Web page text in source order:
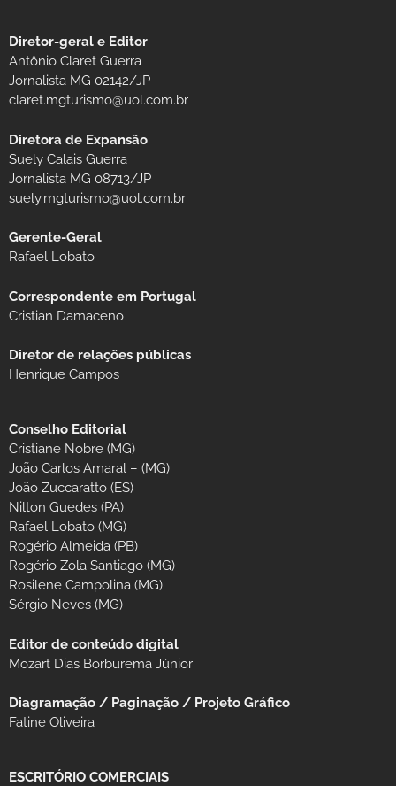
Diretor-geral e Editor
Antônio Claret Guerra
Jornalista MG 02142/JP
claret.mgturismo@uol.com.br
Diretora de Expansão
Suely Calais Guerra
Jornalista MG 08713/JP
suely.mgturismo@uol.com.br
Gerente-Geral
Rafael Lobato
Correspondente em Portugal
Cristian Damaceno
Diretor de relações públicas
Henrique Campos
Conselho Editorial
Cristiane Nobre (MG)
João Carlos Amaral – (MG)
João Zuccaratto (ES)
Nilton Guedes (PA)
Rafael Lobato (MG)
Rogério Almeida (PB)
Rogério Zola Santiago (MG)
Rosilene Campolina (MG)
Sérgio Neves (MG)
Editor de conteúdo digital
Mozart Dias Borburema Júnior
Diagramação / Paginação / Projeto Gráfico
Fatine Oliveira
ESCRITÓRIO COMERCIAIS